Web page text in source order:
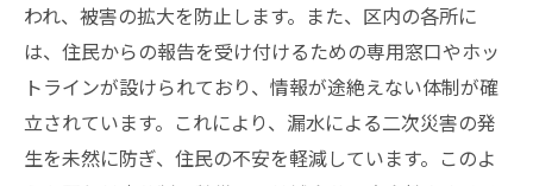
われ、被害の拡大を防止します。また、区内の各所に
は、住民からの報告を受け付けるための専用窓口やホッ
トラインが設けられており、情報が途絶えない体制が確
立されています。これにより、漏水による二次災害の発
生を未然に防ぎ、住民の不安を軽減しています。このよ